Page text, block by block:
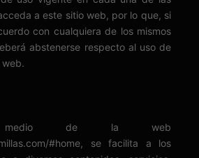
a este sitio web, por lo que, si
con cualquiera de los mismos
abstenerse respecto al uso de
de la web
#home, se facilita a los